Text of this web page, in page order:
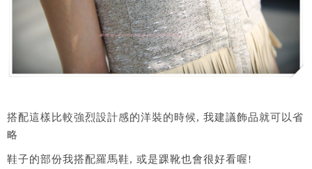
搭配這樣比較強烈設計感的洋裝的時候, 我建議飾品就可以省
略
鞋子的部份我搭配羅馬鞋, 或是踝靴也會很好看喔!